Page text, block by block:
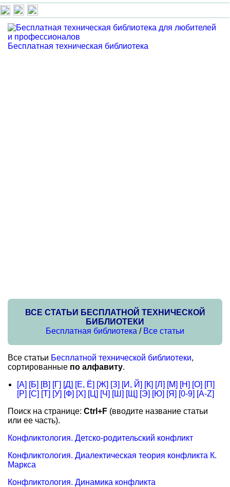
Бесплатная техническая библиотека
ВСЕ СТАТЬИ БЕСПЛАТНОЙ ТЕХНИЧЕСКОЙ
БИБЛИОТЕКИ
Бесплатная библиотека / Все статьи
Все статьи Бесплатной технической библиотеки,
сортированные по алфавиту.
[А] [Б] [В] [Г] [Д] [Е, Ё] [Ж] [З] [И, Й] [К] [Л] [М] [Н] [О] [П]
[Р] [С] [Т] [У] [Ф] [Х] [Ц] [Ч] [Ш] [Щ] [Э] [Ю] [Я] [0-9] [A-Z]
Поиск на странице: Ctrl+F (вводите название статьи
или ее часть).
Конфликтология. Детско-родительский конфликт
Конфликтология. Диалектическая теория конфликта К.
Маркса
Конфликтология. Динамика конфликта